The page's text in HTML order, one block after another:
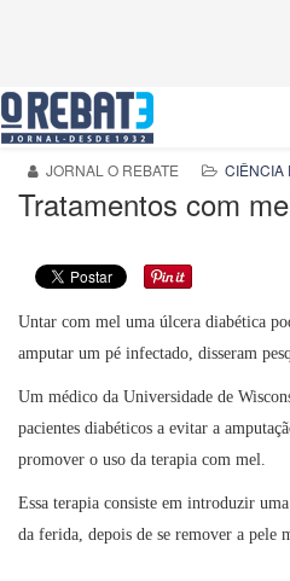
JORNAL O REBATE CIÊNCIA
Tratamentos com
Untar com mel uma úlcera diabética
amputar um pé infectado, disseram
Um médico da Universidade de
pacientes diabéticos a evitar a
promover o uso da terapia com mel.
Essa terapia consiste em introduzir
da ferida, depois de se remover a pele